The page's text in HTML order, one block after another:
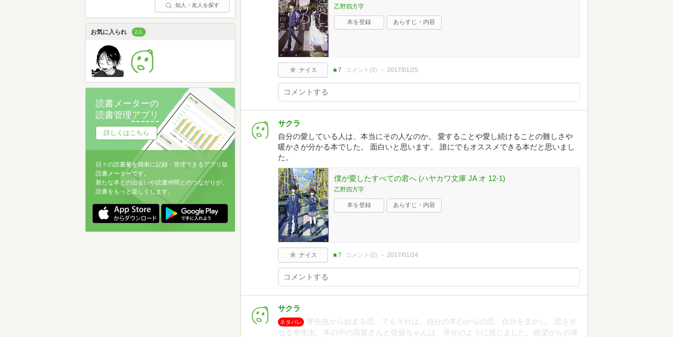
乙野四方字
本を登録 あらすじ・内容
ナイス ★7 コメント(0) 2017/01/25
サクラ
自分の愛している人は、本当にその人なのか。 愛することや愛し続けることの難しさや
暖かさが分かる本でした。 面白いと思います。 誰にでもオススメできる本だと思いまし
た。
僕が愛したすべての君へ (ハヤカワ文庫 JA オ 12-1)
乙野四方字
本を登録 あらすじ・内容
ナイス ★7 コメント(0) 2017/01/24
サクラ
ネタバレ
寄生虫から始まる恋。でもそれは、自分の本心からの恋。自分を生かし、恋をさ
せる寄生虫。本の中の高坂さんと佐薙ちゃんは、幸せのように感じました。絶望からの幸
知人・友人を探す
お気に入られ 2人
読書メーターの
読書管理アプリ
詳しくはこちら
日々の読書量を簡単に記録・管理できるアプリ版
読書メーターです。
新たな本との出会いや読書仲間とのつながりが、
読書をもっと楽しくします。